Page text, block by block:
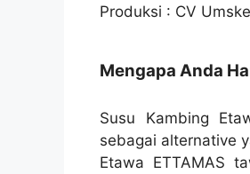
Produksi : CV
Mengapa Anda
Susu Kambing
sebagai alternative
Etawa ETTAMAS